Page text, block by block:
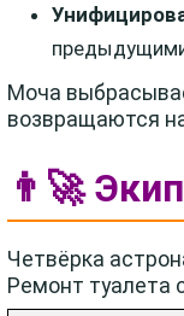
Моча
возвращаются
👨‍🚀
Четвёрка
Ремонт туалета